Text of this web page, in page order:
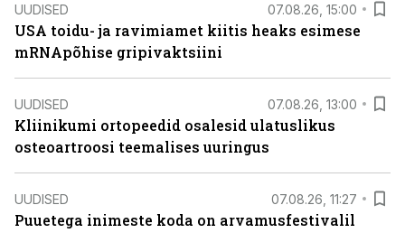
UUDISED 07.08.26, 15:00
USA toidu- ja ravimiamet kiitis heaks esimese
mRNApõhise gripivaktsiini
UUDISED 07.08.26, 13:00
Kliinikumi ortopeedid osalesid ulatuslikus
osteoartroosi teemalises uuringus
UUDISED 07.08.26, 11:27
Puuetega inimeste koda on arvamusfestivalil